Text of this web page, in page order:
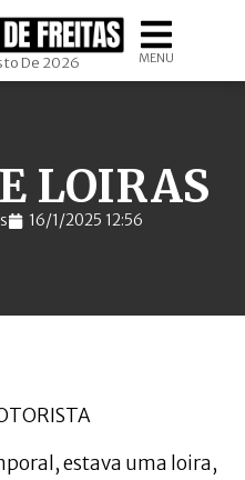
De 2026 MENU
LOIRAS
16/1/2025 12:56
estava uma loira,